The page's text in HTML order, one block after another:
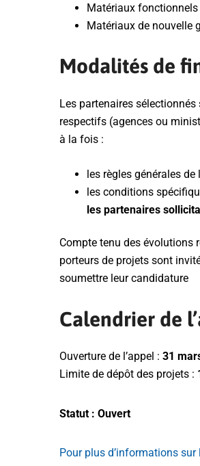
Matériaux
Matériaux de nouvelle
Modalités de
Les partenaires
respectifs (agences ou
à la fois :
les règles générales de
les conditions
les partenaires
Compte tenu des évolutions
porteurs de projets sont
soumettre leur candidature
Calendrier de
Ouverture de l’appel : 31
Limite de dépôt des projets :
Statut : Ouvert
Pour plus d’informations sur